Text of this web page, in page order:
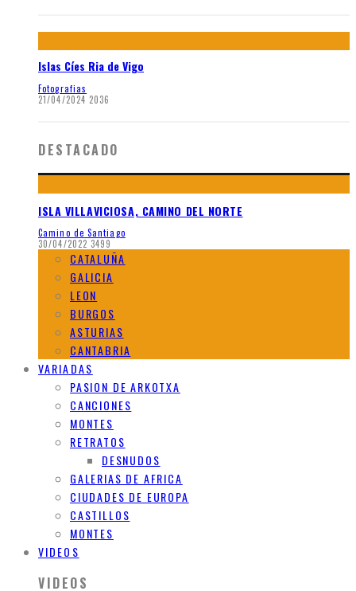
Islas Cíes Ria de Vigo
Fotografias
21/04/2024 2036
DESTACADO
ISLA VILLAVICIOSA, CAMINO DEL NORTE
Camino de Santiago
30/04/2022 3499
CATALUÑA
GALICIA
LEON
BURGOS
ASTURIAS
CANTABRIA
VARIADAS
PASION DE ARKOTXA
CANCIONES
MONTES
RETRATOS
DESNUDOS
GALERIAS DE AFRICA
CIUDADES DE EUROPA
CASTILLOS
MONTES
VIDEOS
VIDEOS